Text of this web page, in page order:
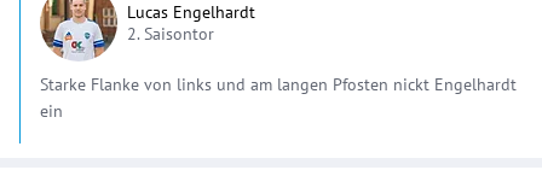
Lucas Engelhardt
2. Saisontor
Starke Flanke von links und am langen Pfosten nickt Engelhardt
ein